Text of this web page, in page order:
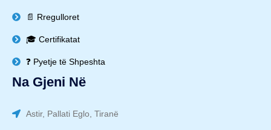
📄 Rregulloret
🎓 Certifikatat
❓ Pyetje të Shpeshta
Na Gjeni Në
Astir, Pallati Eglo, Tiranë